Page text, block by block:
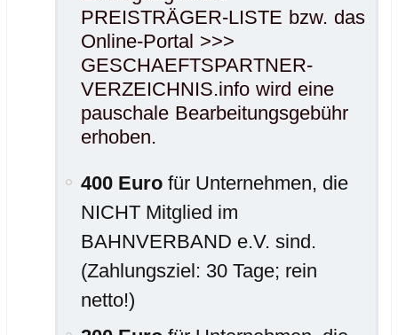
PREISTRÄGER-LISTE bzw. das
Online-Portal >>>
GESCHAEFTSPARTNER-
VERZEICHNIS.info wird eine
pauschale Bearbeitungsgebühr
erhoben.
400 Euro für Unternehmen, die
NICHT Mitglied im
BAHNVERBAND e.V. sind.
(Zahlungsziel: 30 Tage; rein
netto!)